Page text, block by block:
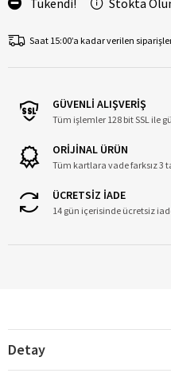
Tükendi! Stokta
Saat 15:00’a kadar verilen
GÜVENLİ ALIŞVERİŞ
Tüm işlemler 128 bit SSL ile
ORİJİNAL ÜRÜN
Tüm kartlara vade farksız 3
ÜCRETSİZ İADE
14 gün içerisinde ücretsiz
Detay